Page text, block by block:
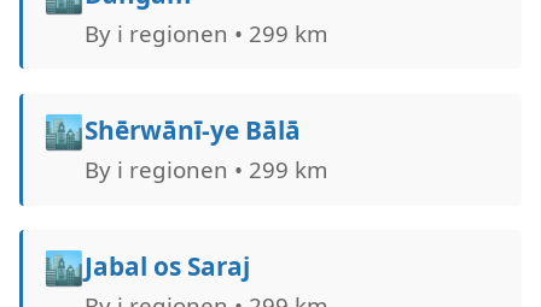
By i regionen • 299 km
🏙️Shērwānī-ye Bālā
By i regionen • 299 km
🏙️Jabal os Saraj